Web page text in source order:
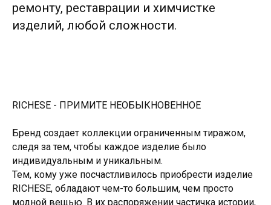
ремонту, реставрации и химчистке
изделий, любой сложности.
RICHESE - ПРИМИТЕ НЕОБЫКНОВЕННОЕ
Бренд создает коллекции ограниченным тиражом,
следя за тем, чтобы каждое изделие было
индивидуальным и уникальным.
Тем, кому уже посчастливилось приобрести изделие
RICHESE, обладают чем-то большим, чем просто
модной вещью. В их распоряжении частичка истории,